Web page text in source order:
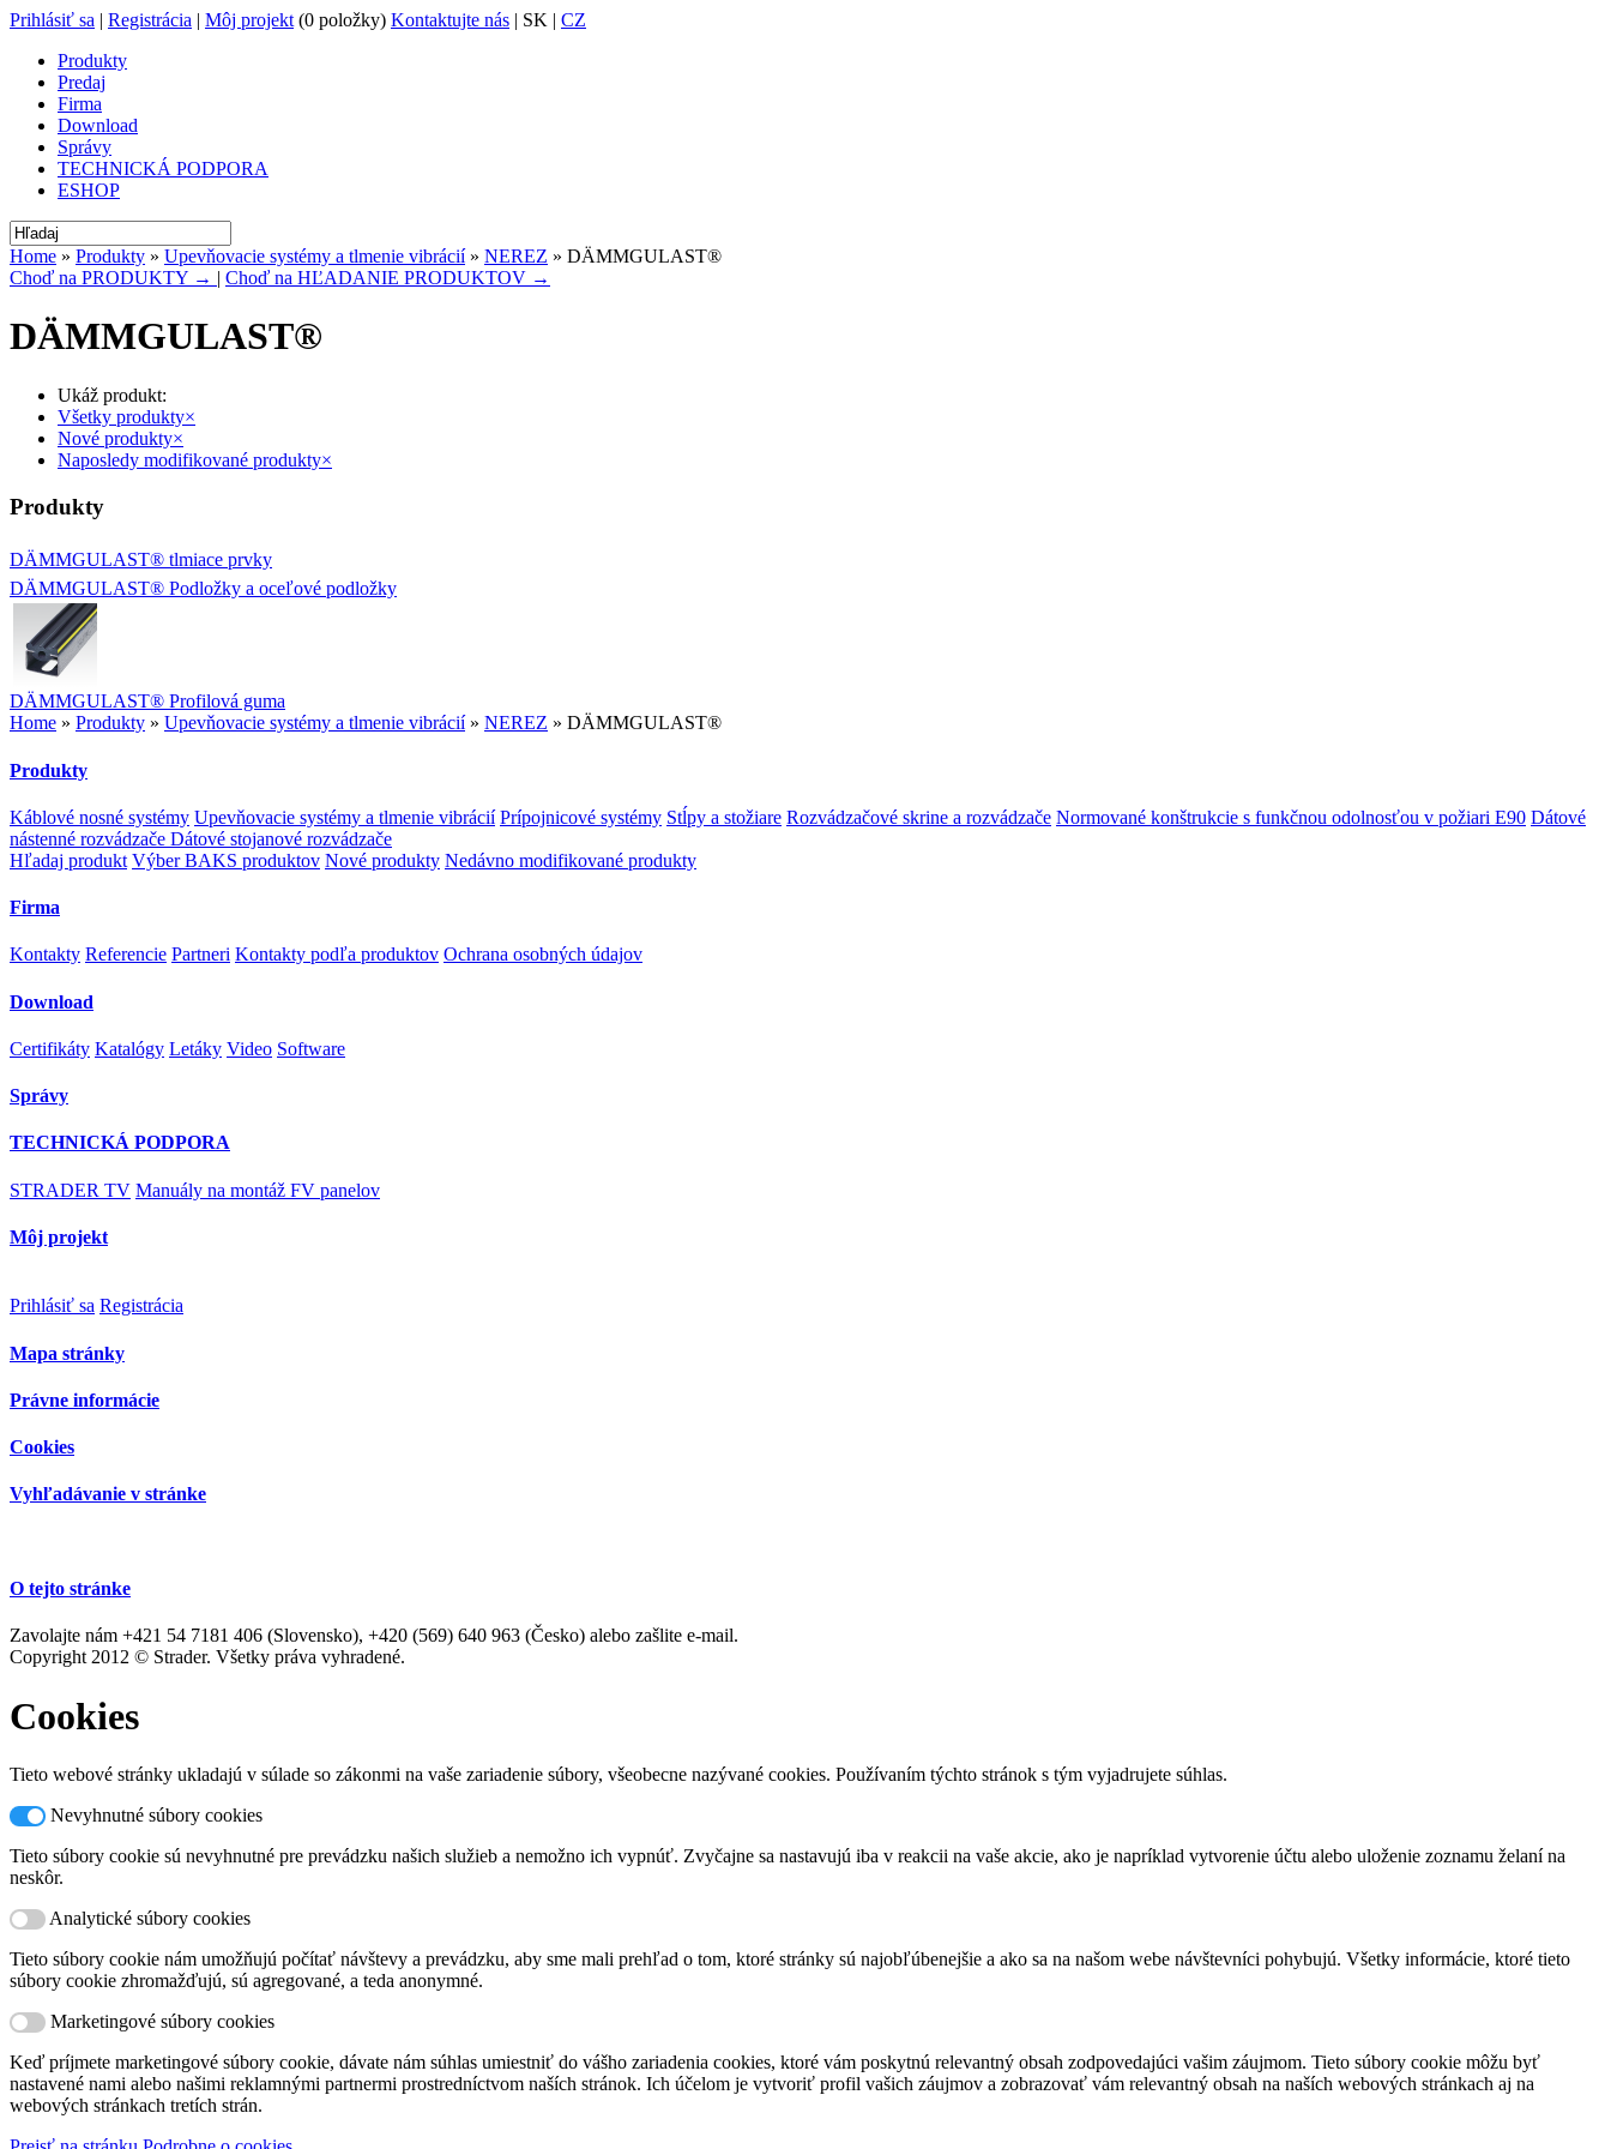
Prihlásiť sa | Registrácia | Môj projekt (0 položky) Kontaktujte nás | SK | CZ
Produkty
Predaj
Firma
Download
Správy
TECHNICKÁ PODPORA
ESHOP
Home » Produkty » Upevňovacie systémy a tlmenie vibrácií» NEREZ » DÄMMGULAST®
Choď na PRODUKTY → | Choď na HĽADANIE PRODUKTOV →
DÄMMGULAST®
Ukáž produkt:
Všetky produkty×
Nové produkty×
Naposledy modifikované produkty×
Produkty
DÄMMGULAST® tlmiace prvky
DÄMMGULAST® Podložky a oceľové podložky
DÄMMGULAST® Profilová guma
Home » Produkty » Upevňovacie systémy a tlmenie vibrácií» NEREZ » DÄMMGULAST®
Produkty
Káblové nosné systémy Upevňovacie systémy a tlmenie vibrácií Prípojnicové systémy Stĺpy a stožiare Rozvádzačové skrine a rozvádzače Normované konštrukcie s funkčnou odolnosťou v požiari E90 Dátové
nástenné rozvádzače Dátové stojanové rozvádzače
Hľadaj produkt Výber BAKS produktov Nové produkty Nedávno modifikované produkty
Firma
Kontakty Referencie Partneri Kontakty podľa produktov Ochrana osobných údajov
Download
Certifikáty Katalógy Letáky Video Software
Správy
TECHNICKÁ PODPORA
STRADER TV Manuály na montáž FV panelov
Môj projekt
Prihlásiť sa Registrácia
Mapa stránky
Právne informácie
Cookies
Vyhľadávanie v stránke
O tejto stránke
Zavolajte nám +421 54 7181 406 (Slovensko), +420 (569) 640 963 (Česko) alebo zašlite e-mail.
Copyright 2012 © Strader. Všetky práva vyhradené.
Cookies
Tieto webové stránky ukladajú v súlade so zákonmi na vaše zariadenie súbory, všeobecne nazývané cookies. Používaním týchto stránok s tým vyjadrujete súhlas.
Nevyhnutné súbory cookies
Tieto súbory cookie sú nevyhnutné pre prevádzku našich služieb a nemožno ich vypnúť. Zvyčajne sa nastavujú iba v reakcii na vaše akcie, ako je napríklad vytvorenie účtu alebo uloženie zoznamu želaní na
neskôr.
Analytické súbory cookies
Tieto súbory cookie nám umožňujú počítať návštevy a prevádzku, aby sme mali prehľad o tom, ktoré stránky sú najobľúbenejšie a ako sa na našom webe návštevníci pohybujú. Všetky informácie, ktoré tieto
súbory cookie zhromažďujú, sú agregované, a teda anonymné.
Marketingové súbory cookies
Keď príjmete marketingové súbory cookie, dávate nám súhlas umiestniť do vášho zariadenia cookies, ktoré vám poskytnú relevantný obsah zodpovedajúci vašim záujmom. Tieto súbory cookie môžu byť
nastavené nami alebo našimi reklamnými partnermi prostredníctvom naších stránok. Ich účelom je vytvoriť profil vašich záujmov a zobrazovať vám relevantný obsah na naších webových stránkach aj na
webových stránkach tretích strán.